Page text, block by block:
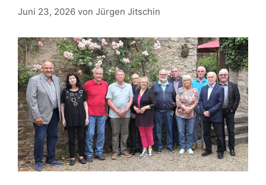
Juni 23, 2026 von Jürgen Jitschin